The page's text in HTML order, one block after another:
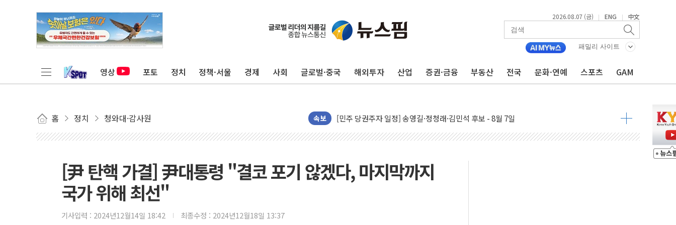
2026.08.07 (금) | ENG | 中文
패밀리 사이트
영상 포토 정치 정책·서울 경제 사회 글로벌·중국 해외투자 산업 증권·금융 부동산 전국 문화·연예 스포츠 GAM
홈 정치 청와대·감사원 속보
뉴욕증시, 유가·금리 부담에 하락…다우 5거래일 랠리 '마침표'
이란, 오만과 호르무즈 해협 재개방 합의 막바지.."美와 직접 협상 없어"
李대통령, 오늘 부동산 정책 점검 2차 회의…주택 공급 대책 막바지 조율할 듯
[오늘의 정치일정] 8월 7일(금)
이란, 美·이스라엘 선박 호르무즈 통항 제한 추진…美 "통행 막을 권한 없어"
유럽증시, 견조한 실적 소화하며 대부분 상승… "2분기 기업 순이익 21% 증가" 전망
[尹 탄핵 가결] 尹대통령 "결코 포기 않겠다, 마지막까지
국가 위해 최선"
기사입력 : 2024년12월14일 18:42 최종수정 : 2024년12월18일 13:37